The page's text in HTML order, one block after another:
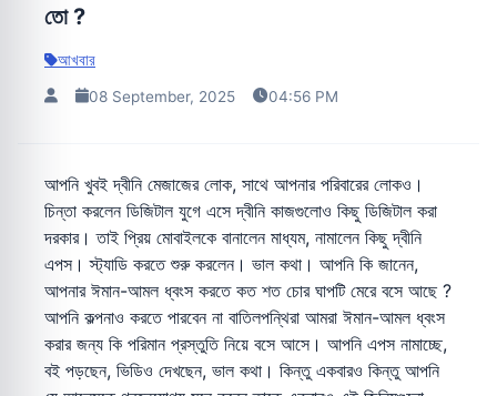
তো ?
আখবার
08 September, 2025 04:56 PM
আপনি খুবই দ্বীনি মেজাজের লোক, সাথে আপনার পরিবারের লোকও।
চিন্তা করলেন ডিজিটাল যুগে এসে দ্বীনি কাজগুলোও কিছু ডিজিটাল করা
দরকার। তাই প্রিয় মোবাইলকে বানালেন মাধ্যম, নামালেন কিছু দ্বীনি
এপস। স্ট্যাডি করতে শুরু করলেন। ভাল কথা। আপনি কি জানেন,
আপনার ঈমান-আমল ধ্বংস করতে কত শত চোর ঘাপটি মেরে বসে আছে ?
আপনি কল্পনাও করতে পারবেন না বাতিলপন্থিরা আমরা ঈমান-আমল ধ্বংস
করার জন্য কি পরিমান প্রস্তুতি নিয়ে বসে আসে। আপনি এপস নামাচ্ছে,
বই পড়ছেন, ভিডিও দেখছেন, ভাল কথা। কিন্তু একবারও কিন্তু আপনি